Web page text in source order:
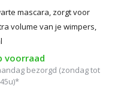
mascara, zorgt voor
volume van je wimpers,
voorraad
bezorgd (zondag tot